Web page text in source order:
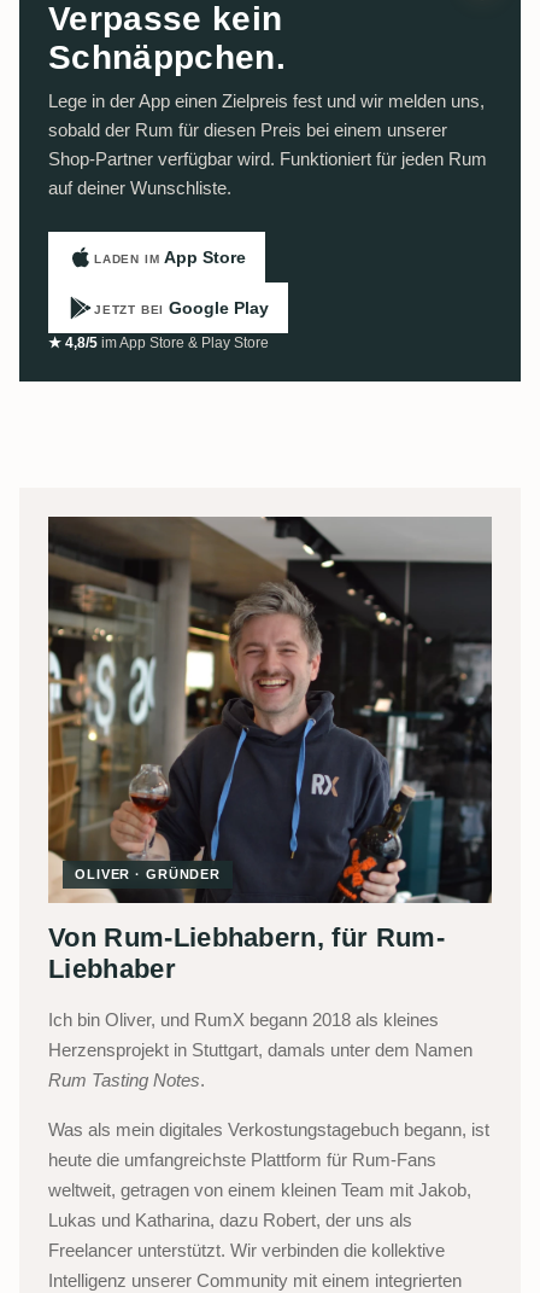
Verpasse kein
Schnäppchen.
Lege in der App einen Zielpreis fest und wir melden uns,
sobald der Rum für diesen Preis bei einem unserer
Shop-Partner verfügbar wird. Funktioniert für jeden Rum
auf deiner Wunschliste.
LADEN IM App Store
JETZT BEI Google Play
★ 4,8/5 im App Store & Play Store
OLIVER · GRÜNDER
Von Rum-Liebhabern, für Rum-
Liebhaber
Ich bin Oliver, und RumX begann 2018 als kleines
Herzensprojekt in Stuttgart, damals unter dem Namen
Rum Tasting Notes.
Was als mein digitales Verkostungstagebuch begann, ist
heute die umfangreichste Plattform für Rum-Fans
weltweit, getragen von einem kleinen Team mit Jakob,
Lukas und Katharina, dazu Robert, der uns als
Freelancer unterstützt. Wir verbinden die kollektive
Intelligenz unserer Community mit einem integrierten